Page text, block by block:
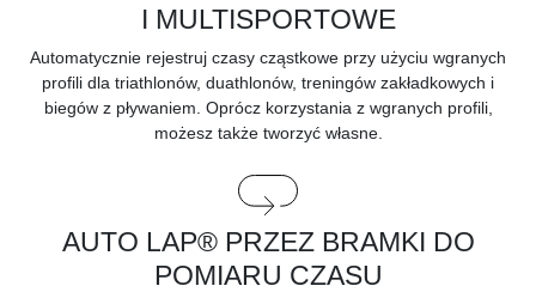
I MULTISPORTOWE
Automatycznie rejestruj czasy cząstkowe przy użyciu wgranych
profili dla triathlonów, duathlonów, treningów zakładkowych i
biegów z pływaniem. Oprócz korzystania z wgranych profili,
możesz także tworzyć własne.
AUTO LAP® PRZEZ BRAMKI DO
POMIARU CZASU